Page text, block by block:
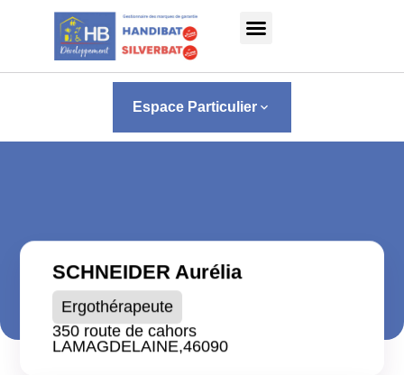
Panneau de gestion des cookies
Espace Particulier keyboard_arrow_down
SCHNEIDER Aurélia
Ergothérapeute
350 route de cahors
LAMAGDELAINE,46090